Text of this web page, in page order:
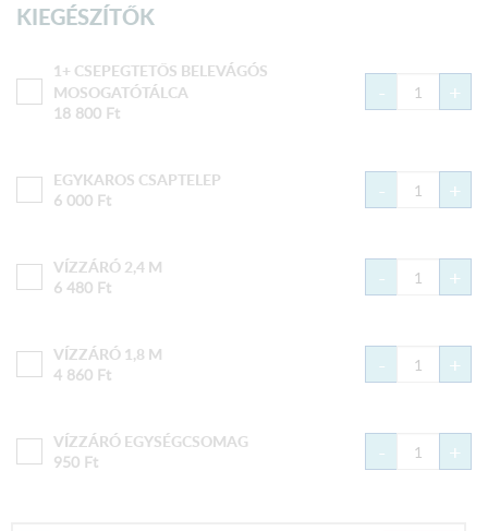
KIEGÉSZÍTŐK
1+ CSEPEGTETŐS BELEVÁGÓS
MOSOGATÓTÁLCA
18 800 Ft
- +
EGYKAROS CSAPTELEP
6 000 Ft - +
VÍZZÁRÓ 2,4 M
6 480 Ft - +
VÍZZÁRÓ 1,8 M
4 860 Ft - +
VÍZZÁRÓ EGYSÉGCSOMAG
950 Ft - +